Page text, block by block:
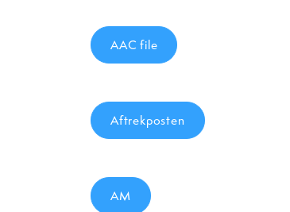
AAC file
Aftrekposten
AM